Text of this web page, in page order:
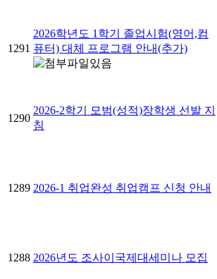
1291
2026학년도 1학기 졸업시험(영어,컴
퓨터) 대체 프로그램 안내(추가)
1290
2026-2학기 모범(성적)장학생 선발 지
침
1289 2026-1 취업완성 취업캠프 신청 안내
1288 2026년도 조사이국제대세미나 모집